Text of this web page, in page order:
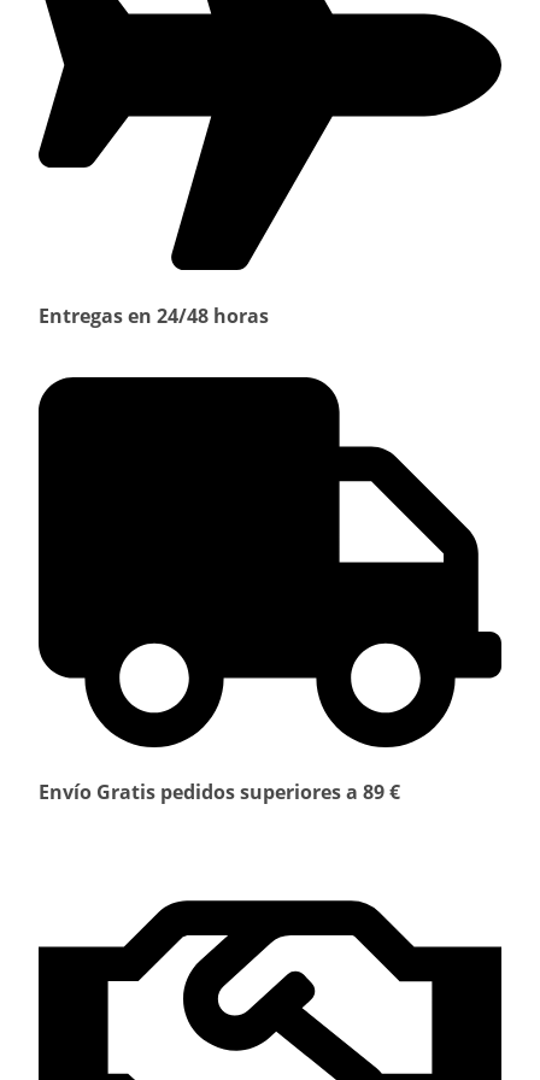
Entregas en 24/48 horas
Envío Gratis pedidos superiores a 89 €